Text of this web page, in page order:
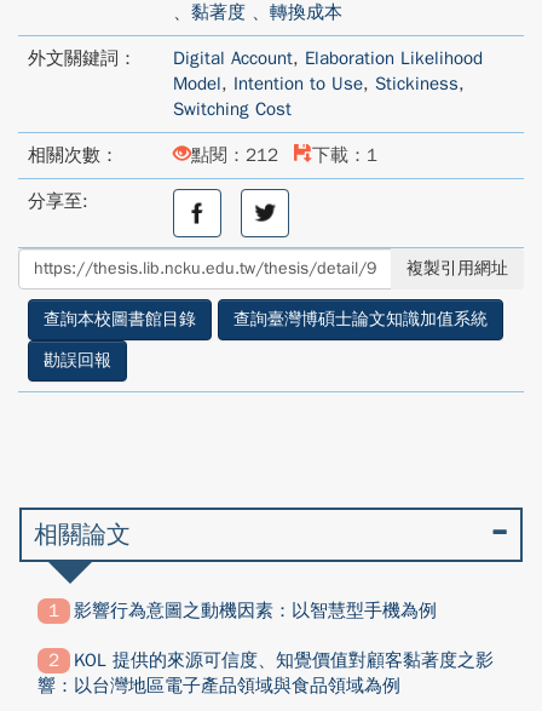
、 黏著度 、 轉換成本
外文關鍵詞： Digital Account, Elaboration Likelihood
Model, Intention to Use, Stickiness,
Switching Cost
相關次數： 點閱：212 下載：1
分享至:
分
至
facebook
分
享
至
twitter
複製引用網址
查詢本校圖書館目錄
查詢臺灣博碩士論文知識加值系統
勘誤回報
相關論文
影響行為意圖之動機因素：以智慧型手機為例
KOL 提供的來源可信度、知覺價值對顧客黏著度之影
響：以台灣地區電子產品領域與食品領域為例